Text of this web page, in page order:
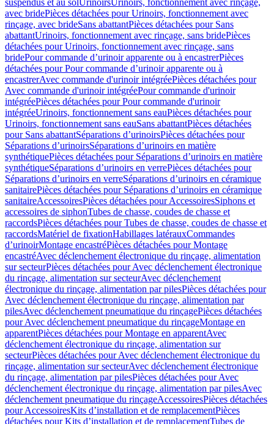
suspendus et au solUrinoirsUrinoirs, fonctionnement avec rinçage,
avec bridePièces détachées pour Urinoirs, fonctionnement avec
rinçage, avec brideSans abattantPièces détachées pour Sans
abattantUrinoirs, fonctionnement avec rinçage, sans bridePièces
détachées pour Urinoirs, fonctionnement avec rinçage, sans
bridePour commande d’urinoir apparente ou à encastrerPièces
détachées pour Pour commande d’urinoir apparente ou à
encastrerAvec commande d'urinoir intégréePièces détachées pour
Avec commande d'urinoir intégréePour commande d'urinoir
intégréePièces détachées pour Pour commande d'urinoir
intégréeUrinoirs, fonctionnement sans eauPièces détachées pour
Urinoirs, fonctionnement sans eauSans abattantPièces détachées
pour Sans abattantSéparations d’urinoirsPièces détachées pour
Séparations d’urinoirsSéparations d’urinoirs en matière
synthétiquePièces détachées pour Séparations d’urinoirs en matière
synthétiqueSéparations d’urinoirs en verrePièces détachées pour
Séparations d’urinoirs en verreSéparations d’urinoirs en céramique
sanitairePièces détachées pour Séparations d’urinoirs en céramique
sanitaireAccessoiresPièces détachées pour AccessoiresSiphons et
accessoires de siphonTubes de chasse, coudes de chasse et
raccordsPièces détachées pour Tubes de chasse, coudes de chasse et
raccordsMatériel de fixationHabillages latérauxCommandes
dʼurinoirMontage encastréPièces détachées pour Montage
encastréAvec déclenchement électronique du rinçage, alimentation
sur secteurPièces détachées pour Avec déclenchement électronique
du rinçage, alimentation sur secteurAvec déclenchement
électronique du rinçage, alimentation par pilesPièces détachées pour
Avec déclenchement électronique du rinçage, alimentation par
pilesAvec déclenchement pneumatique du rinçagePièces détachées
pour Avec déclenchement pneumatique du rinçageMontage en
apparentPièces détachées pour Montage en apparentAvec
déclenchement électronique du rinçage, alimentation sur
secteurPièces détachées pour Avec déclenchement électronique du
rinçage, alimentation sur secteurAvec déclenchement électronique
du rinçage, alimentation par pilesPièces détachées pour Avec
déclenchement électronique du rinçage, alimentation par pilesAvec
déclenchement pneumatique du rinçageAccessoiresPièces détachées
pour AccessoiresKits d’installation et de remplacementPièces
détachées pour Kits d’installation et de remplacementTubes de